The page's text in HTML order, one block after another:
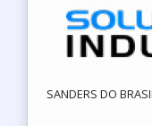
SANDERS DO